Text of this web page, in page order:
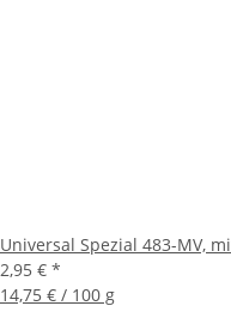
Universal Spezial 483-MV,
2,95 € *
14,75 € / 100 g